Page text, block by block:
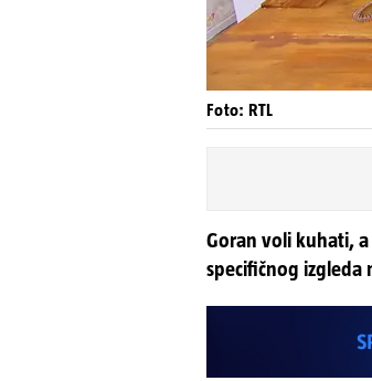
Foto: RTL
Goran voli kuhati,
specifičnog izgleda